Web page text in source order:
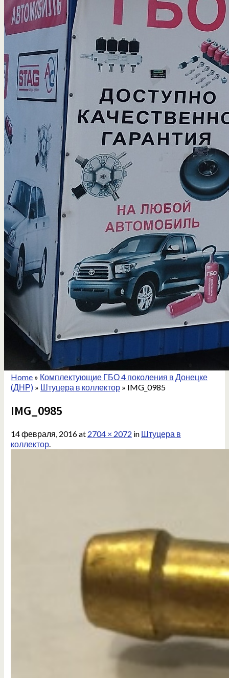
Home» Комплектующие ГБО 4 поколения в Донецке
(ДНР)» Штуцера в коллектор» IMG_0985
IMG_0985
14 февраля, 2016at 2704 × 2072 in Штуцера в
коллектор.